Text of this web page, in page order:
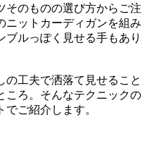
そのものの選び方からご注
ニットカーディガンを組み
ルっぽく見せる手もあり
の工夫で洒落て見せること
ころ。そんなテクニックの
ご紹介します。